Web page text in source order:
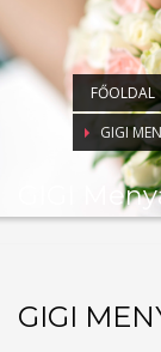
FŐOLDAL
GIGI
GIGI
GIGI